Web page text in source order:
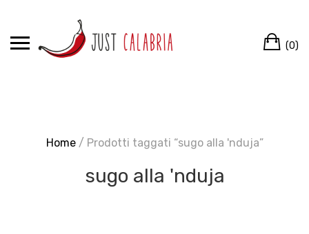
content
(0)
Home/ Prodotti taggati “sugo alla 'nduja”
sugo alla 'nduja